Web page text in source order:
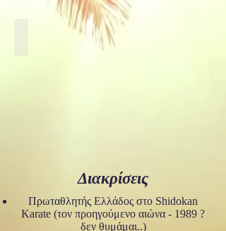
Θερμίδες
Διακρίσεις
Πρωταθλητής Ελλάδος στο Shidokan
Karate (τον προηγούμενο αιώνα - 1989 ?
δεν θυμάμαι..)